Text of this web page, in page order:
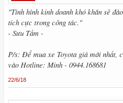
"Tình hình kinh doanh khó khăn sẽ
tích cực trong công tác."
- Sưu Tầm -
P/s: Để mua xe Toyota giá mới nhất,
vào Hotline: Minh - 0944.168681
22/6/18